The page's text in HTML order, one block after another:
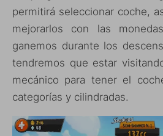
permitirá seleccionar coche,
mejorarlos con las
ganemos durante los
tendremos que estar
mecánico para tener el
categorías y cilindradas.